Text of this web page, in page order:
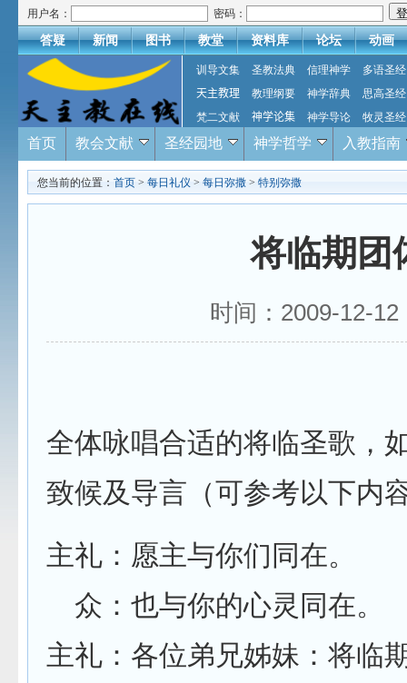
用户名： 密码：
答疑 新闻 图书 教堂 资料库 论坛 动画
训导文集 圣教法典 信理神学
多语圣经
天主教理
教理纲要 神学辞典
思高圣经
梵二文献
神学论集 神学导论 牧灵圣经
首页 教会文献 圣经园地 神学哲学 入教指南
您当前的位置： 首页 > 每日礼仪 > 每日弥撒 > 特别弥撒
将临期团
时间：2009-12-
全体咏唱合适的将临圣歌，
致候及导言（可参考以下内
主礼：愿主与你们同在。
众：也与你的心灵同在。
主礼：各位弟兄姊妹：将临